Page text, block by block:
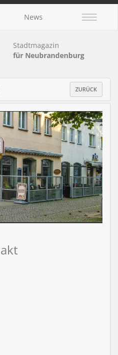
News
Stadtmagazin
für Neubrandenburg
ZURÜCK